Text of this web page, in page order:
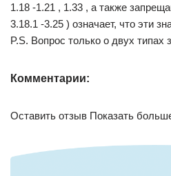
1.18 -1.21 , 1.33 , а также
3.18.1 -3.25 ) означает, что эти
P.S. Вопрос только о двух типах
Комментарии:
Оставить отзыв Показать